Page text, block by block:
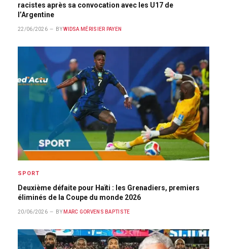
racistes après sa convocation avec les U17 de
l’Argentine
22/06/2026 BY WIDSA MÉRISIER PAYEN
SPORT
Deuxième défaite pour Haïti : les Grenadiers, premiers
éliminés de la Coupe du monde 2026
20/06/2026 BY MARC GORVENS BAPTISTE